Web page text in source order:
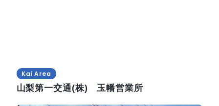
Kai Area
山梨第一交通(株) 玉幡営業所